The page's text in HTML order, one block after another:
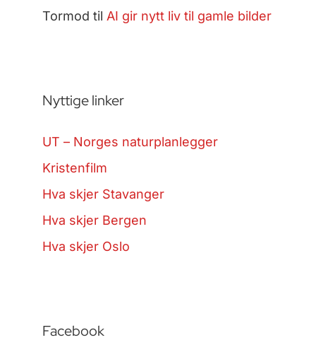
Tormod til AI gir nytt liv til gamle bilder
Nyttige linker
UT – Norges naturplanlegger
Kristenfilm
Hva skjer Stavanger
Hva skjer Bergen
Hva skjer Oslo
Facebook